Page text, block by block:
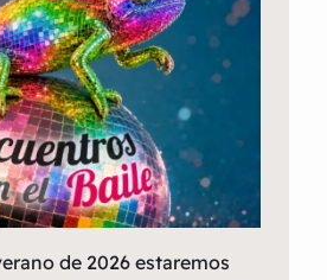
de 2026 estaremos